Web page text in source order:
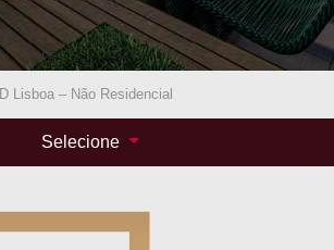
ID Lisboa – Não Residencial
Selecione